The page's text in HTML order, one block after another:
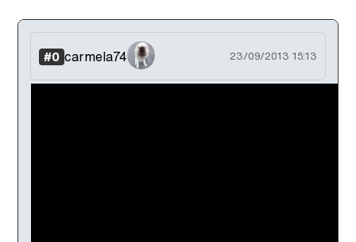
#0 carmela74 23/09/2013 15:13